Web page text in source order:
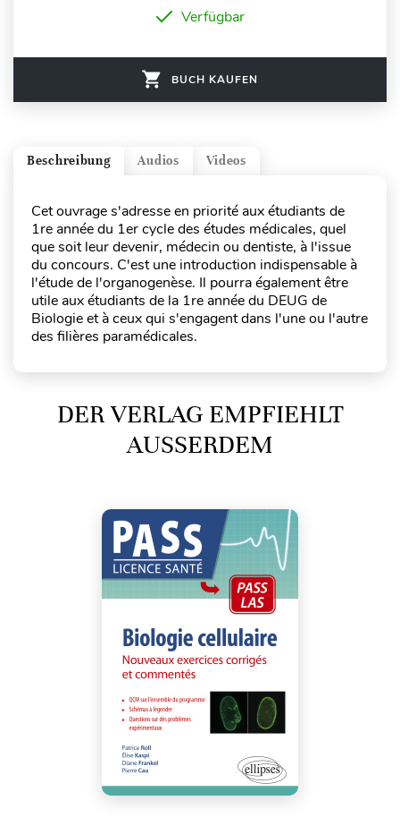
Verfügbar
BUCH KAUFEN
Videos
Audios
Beschreibung
Cet ouvrage s'adresse en priorité aux étudiants de
1re année du 1er cycle des études médicales, quel
que soit leur devenir, médecin ou dentiste, à l'issue
du concours. C'est une introduction indispensable à
l'étude de l'organogenèse. Il pourra également être
utile aux étudiants de la 1re année du DEUG de
Biologie et à ceux qui s'engagent dans l'une ou l'autre
des filières paramédicales.
DER VERLAG EMPFIEHLT
AUSSERDEM